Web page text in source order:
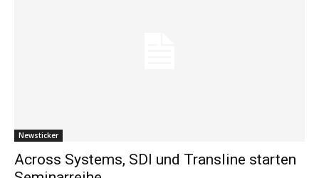
Newsticker
Across Systems, SDI und Transline starten